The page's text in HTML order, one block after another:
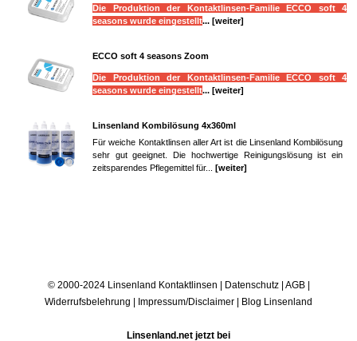
Die Produktion der Kontaktlinsen-Familie ECCO soft 4
seasons wurde eingestellt... [weiter]
ECCO soft 4 seasons Zoom
Die Produktion der Kontaktlinsen-Familie ECCO soft 4
seasons wurde eingestellt... [weiter]
Linsenland Kombilösung 4x360ml
Für weiche Kontaktlinsen aller Art ist die Linsenland Kombilösung
sehr gut geeignet. Die hochwertige Reinigungslösung ist ein
zeitsparendes Pflegemittel für... [weiter]
© 2000-2024 Linsenland Kontaktlinsen | Datenschutz| AGB|
Widerrufsbelehrung | Impressum/Disclaimer | Blog Linsenland
Linsenland.net jetzt bei